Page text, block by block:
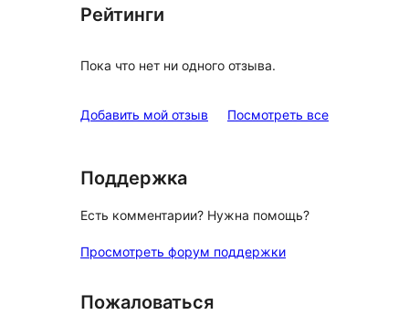
Рейтинги
Пока что нет ни одного отзыва.
Добавить мой отзыв Посмотреть всеотзывы
Поддержка
Есть комментарии? Нужна помощь?
Просмотреть форум поддержки
Пожаловаться